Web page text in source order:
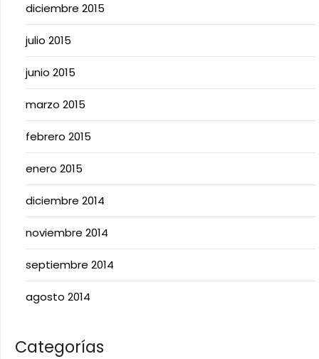
diciembre 2015
julio 2015
junio 2015
marzo 2015
febrero 2015
enero 2015
diciembre 2014
noviembre 2014
septiembre 2014
agosto 2014
Categorías